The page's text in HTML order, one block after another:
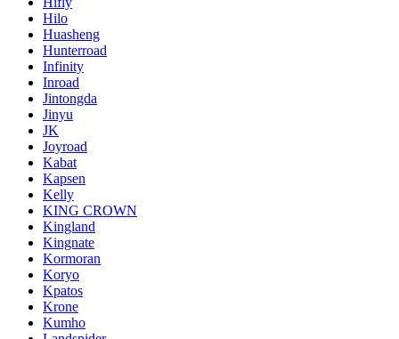
Hilo
Huasheng
Hunterroad
Infinity
Inroad
Jintongda
Jinyu
JK
Joyroad
Kabat
Kapsen
Kelly
KING CROWN
Kingland
Kingnate
Kormoran
Koryo
Kpatos
Krone
Kumho